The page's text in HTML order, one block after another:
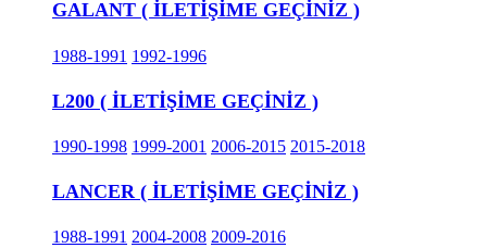
GALANT ( İLETİŞİME GEÇİNİZ )
1988-1991 1992-1996
L200 ( İLETİŞİME GEÇİNİZ )
1990-1998 1999-2001 2006-2015 2015-2018
LANCER ( İLETİŞİME GEÇİNİZ )
1988-1991 2004-2008 2009-2016